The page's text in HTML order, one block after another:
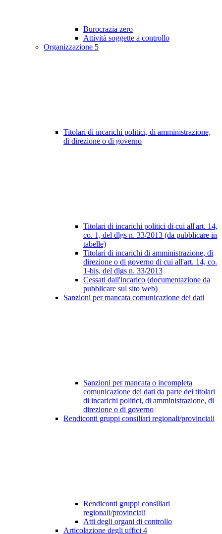
Burocrazia zero
Attività soggette a controllo
Organizzazione 5
Titolari di incarichi politici, di amministrazione,
di direzione o di governo
Titolari di incarichi politici di cui all'art. 14,
co. 1, del dlgs n. 33/2013 (da pubblicare in
tabelle)
Titolari di incarichi di amministrazione, di
direzione o di governo di cui all'art. 14, co.
1-bis, del dlgs n. 33/2013
Cessati dall'incarico (documentazione da
pubblicare sul sito web)
Sanzioni per mancata comunicazione dei dati
Sanzioni per mancata o incompleta
comunicazione dei dati da parte dei titolari
di incarichi politici, di amministrazione, di
direzione o di governo
Rendiconti gruppi consiliari regionali/provinciali
Rendiconti gruppi consiliari
regionali/provinciali
Atti degli organi di controllo
Articolazione degli uffici 4